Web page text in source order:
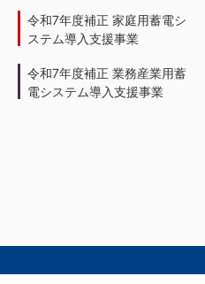
令和7年度補正 家庭用蓄電シ
ステム導入支援事業
令和7年度補正 業務産業用蓄
電システム導入支援事業